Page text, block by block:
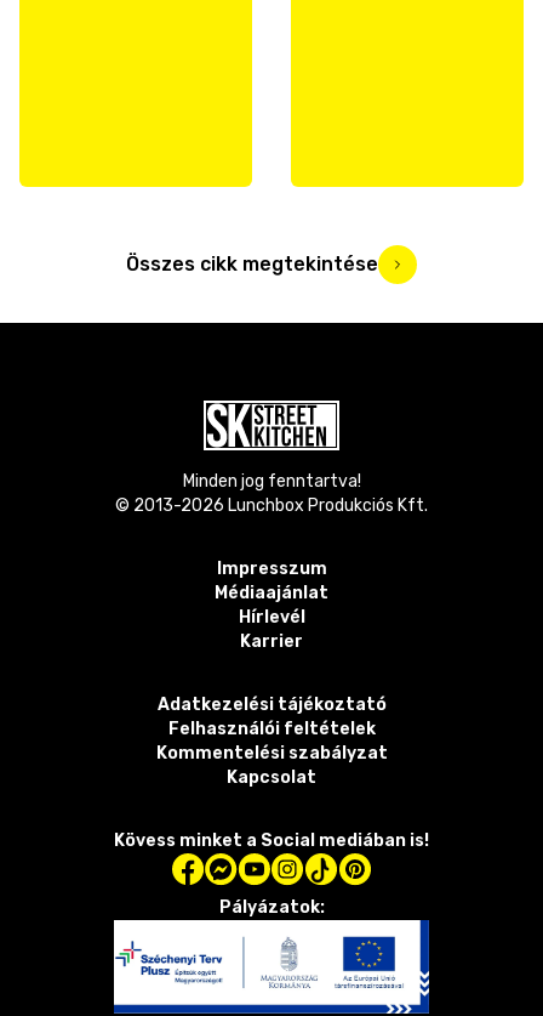
Összes cikk megtekintése
Minden jog fenntartva!
© 2013-2026 Lunchbox Produkciós Kft.
Impresszum
Médiaajánlat
Hírlevél
Karrier
Adatkezelési tájékoztató
Felhasználói feltételek
Kommentelési szabályzat
Kapcsolat
Kövess minket a Social mediában is!
Pályázatok: